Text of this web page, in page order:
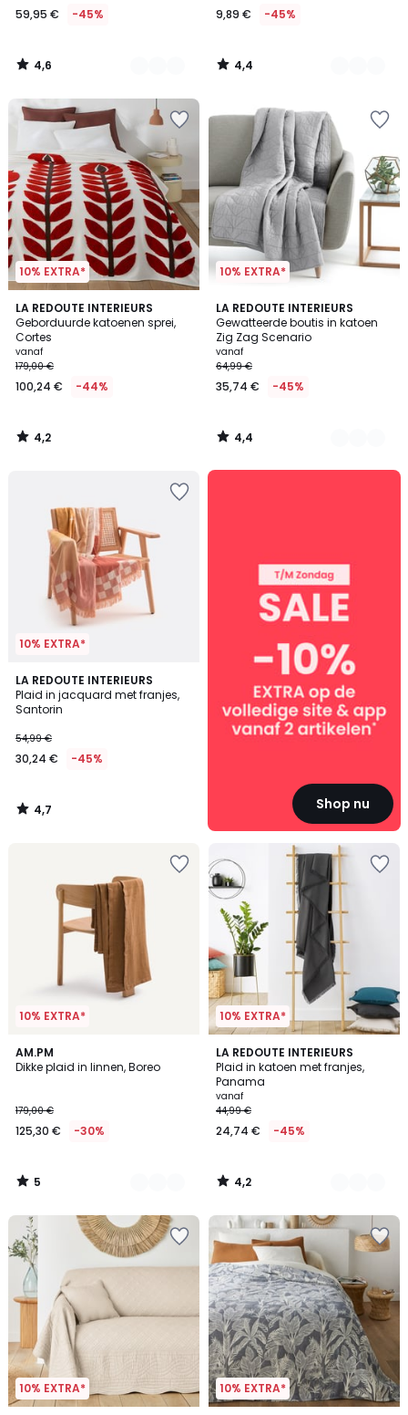
59,95
In
plaats
109,00
€
korting
toegepast.
59,95 € -45%
4,6
/
9,89 € -45%
4,4
/
10% EXTRA*
LA REDOUTE INTERIEURS
Geborduurde katoenen sprei,
Cortes
vanaf
179,00 €
100,24 € -44%
4,2
/ 5
4,2
/
10% EXTRA*
LA REDOUTE INTERIEURS
Gewatteerde boutis in katoen
Zig Zag Scenario
vanaf
64,99 €
35,74 € -45%
4,4
/ 5
9
Kleuren
4,4
/
10% EXTRA*
LA REDOUTE INTERIEURS
Plaid in jacquard met franjes,
Santorin
54,99 €
30,24 € -45%
4,7
/ 5
4,7
/
Shop nu
SALE
artikelen*
10% EXTRA*
AM.PM
Dikke plaid in linnen, Boreo
179,00 €
125,30 € -30%
5
/
7
Kleuren
5
/
10% EXTRA*
LA REDOUTE INTERIEURS
Plaid in katoen met franjes,
Panama
vanaf
44,99 €
24,74 € -45%
4,2
/ 5
5
Kleuren
4,2
/
10% EXTRA* 10% EXTRA*